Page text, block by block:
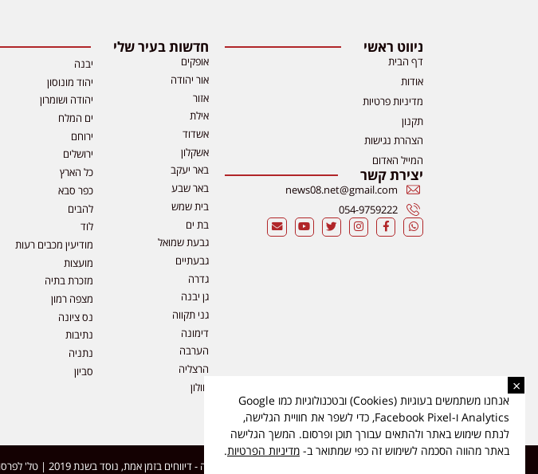
ניווט ראשי
דף הבית
אודות
מדיניות פרטיות
תקנון
הצהרת נגישות
המייל האדום
יצירת קשר
news08.net@gmail.com
054-9759222
חדשות בעיר שלי
אופקים
אור יהודה
אזור
אילת
אשדוד
אשקלון
באר יעקב
באר שבע
בית שמש
בת ים
גבעת שמואל
גבעתיים
גדרה
גן יבנה
גני תקווה
דימונה
הערבה
הרצליה
חולון
יבנה
יהוד מונוסון
יהודה ושומרון
ים המלח
ירוחם
ירושלים
כל הארץ
כפר סבא
להבים
לוד
מודיעין מכבים רעות
מועצות
מזכרת בתיה
מצפה רמון
נס ציונה
נתיבות
נתניה
סביון
כל הזכויות שמורות ל-ליזה ללוצאשווילי - חדשות אפס שמונה - דיווחים בזמן אמת, נוסד בשנת 2019 | טל' לפרסומים 054-9759222 מייל מערכת
×
אנחנו משתמשים בעוגיות (Cookies) ובטכנולוגיות כמו Google
Analytics ו-Facebook Pixel, כדי לשפר את חוויית הגלישה,
לנתח שימוש באתר ולהתאים עבורך תוכן ופרסום. המשך הגלישה
באתר מהווה הסכמה לשימוש זה כפי שמתואר ב- מדיניות הפרטיות.